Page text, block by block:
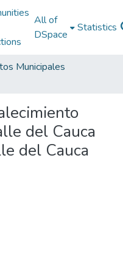
All of
DSpace
Statistics
Municipales
del Cauca
del Cauca